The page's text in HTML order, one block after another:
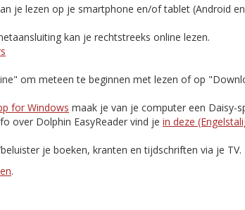
je lezen op je smartphone en/of tablet (Android
kan je rechtstreeks online lezen.
om meteen te beginnen met lezen of op
for Windows maak je van je computer een Daisy-
over Dolphin EasyReader vind je in deze
je boeken, kranten en tijdschriften via je TV.
.